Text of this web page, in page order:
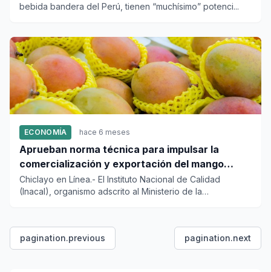
bebida bandera del Perú, tienen “muchísimo” potenci...
ECONOMÍA hace 6 meses
Aprueban norma técnica para impulsar la
comercialización y exportación del mango
fresco
Chiclayo en Línea.- El Instituto Nacional de Calidad
(Inacal), organismo adscrito al Ministerio de la
pagination.previous pagination.next